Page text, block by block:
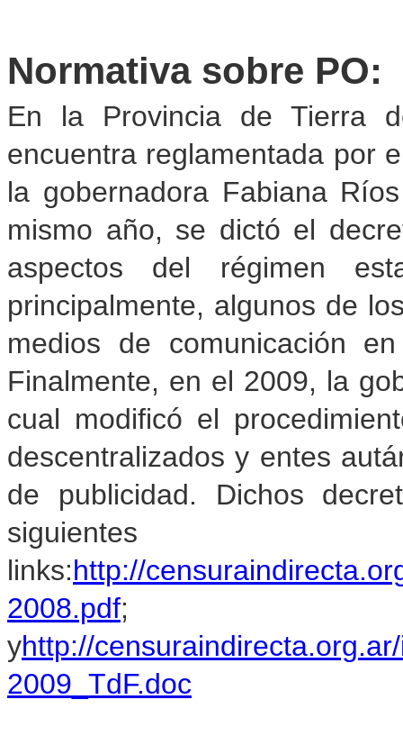
Normativa sobre PO:
En la Provincia de Tierra
encuentra reglamentada por
la gobernadora Fabiana
mismo año, se dictó el
aspectos del régimen
principalmente, algunos de
medios de comunicación
Finalmente, en el 2009, la
cual modificó el
descentralizados y entes
de publicidad. Dichos
siguientes
links:http://
2008.pdf;
yhttp://
2009_TdF.doc